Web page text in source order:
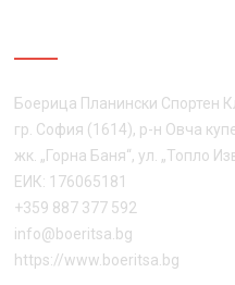
Боерица Планински Спортен
гр. София (1614), р-н Овча
жк. „Горна Баня“, ул. „Топло
ЕИК: 176065181
+359 887 377 592
info@boeritsa.bg
https://www.boeritsa.bg